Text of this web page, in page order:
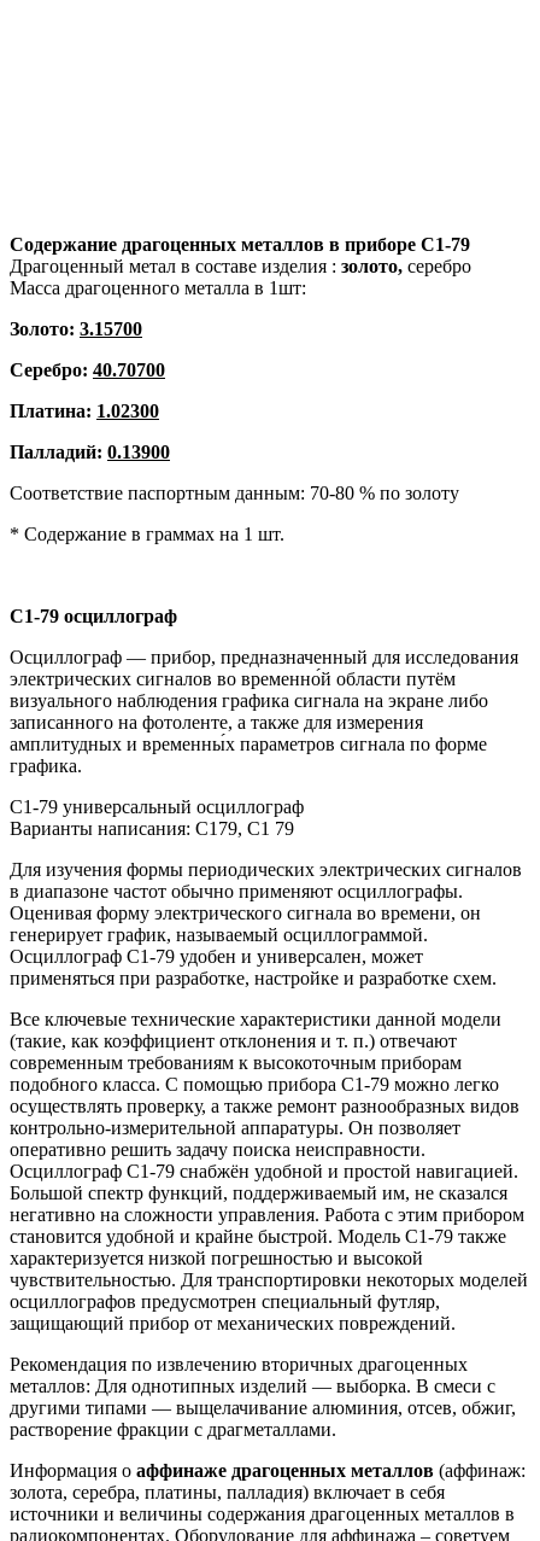
Содержание драгоценных металлов в приборе С1-79
Драгоценный метал в составе изделия : золото, серебро
Масса драгоценного металла в 1шт:
Золото: 3.15700
Серебро: 40.70700
Платина: 1.02300
Палладий: 0.13900
Соответствие паспортным данным: 70-80 % по золоту
* Содержание в граммах на 1 шт.
С1-79 осциллограф
Осциллограф — прибор, предназначенный для исследования
электрических сигналов во временно́й области путём
визуального наблюдения графика сигнала на экране либо
записанного на фотоленте, а также для измерения
амплитудных и временны́х параметров сигнала по форме
графика.
С1-79 универсальный осциллограф
Варианты написания: С179, С1 79
Для изучения формы периодических электрических сигналов
в диапазоне частот обычно применяют осциллографы.
Оценивая форму электрического сигнала во времени, он
генерирует график, называемый осциллограммой.
Осциллограф С1-79 удобен и универсален, может
применяться при разработке, настройке и разработке схем.
Все ключевые технические характеристики данной модели
(такие, как коэффициент отклонения и т. п.) отвечают
современным требованиям к высокоточным приборам
подобного класса. С помощью прибора С1-79 можно легко
осуществлять проверку, а также ремонт разнообразных видов
контрольно-измерительной аппаратуры. Он позволяет
оперативно решить задачу поиска неисправности.
Осциллограф С1-79 снабжён удобной и простой навигацией.
Большой спектр функций, поддерживаемый им, не сказался
негативно на сложности управления. Работа с этим прибором
становится удобной и крайне быстрой. Модель С1-79 также
характеризуется низкой погрешностью и высокой
чувствительностью. Для транспортировки некоторых моделей
осциллографов предусмотрен специальный футляр,
защищающий прибор от механических повреждений.
Рекомендация по извлечению вторичных драгоценных
металлов: Для однотипных изделий — выборка. В смеси с
другими типами — выщелачивание алюминия, отсев, обжиг,
растворение фракции с драгметаллами.
Информация о аффинаже драгоценных металлов (аффинаж:
золота, серебра, платины, палладия) включает в себя
источники и величины содержания драгоценных металлов в
радиокомпонентах. Оборудование для аффинажа – советуем